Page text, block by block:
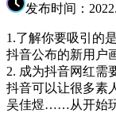
发布时间：
1.了解你要吸引的
抖音公布的新用户
2. 成为抖音网红需
抖音可以让很多素
吴佳煜……从开始玩